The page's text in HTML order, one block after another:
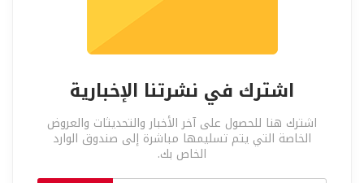
اشترك في نشرتنا الإخبارية
اشترك هنا للحصول على آخر الأخبار والتحديثات والعروض
الخاصة التي يتم تسليمها مباشرة إلى صندوق الوارد
الخاص بك.